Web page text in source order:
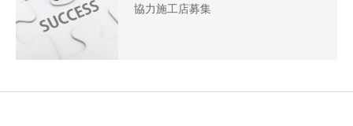
協力施工店募集